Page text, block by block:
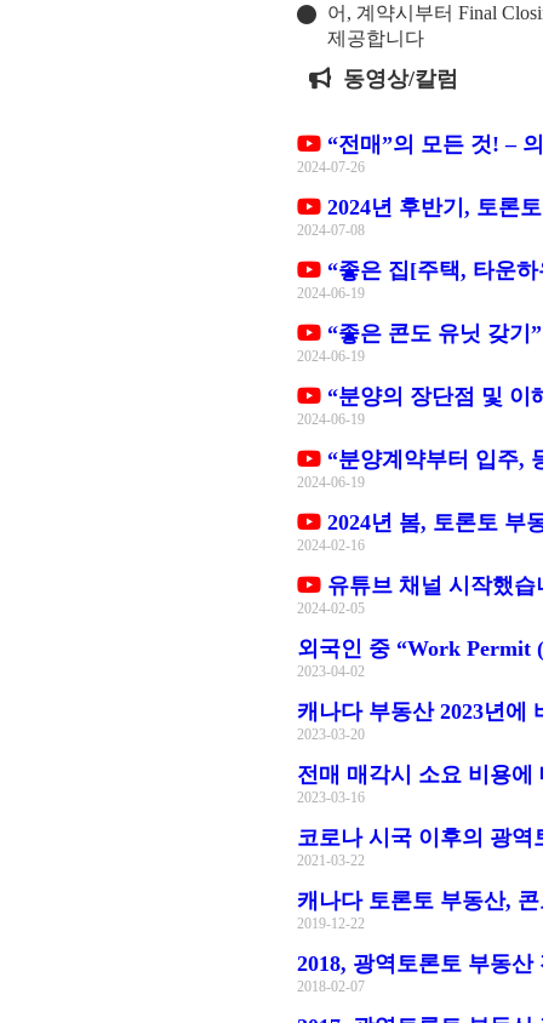
어, 계약시부터 Final
제공합니다
동영상/칼럼
“전매”의 모든 것! –
2024-07-26
2024년 후반기, 토론
2024-07-08
“좋은 집[주택, 타운하
2024-06-19
“좋은 콘도 유닛 갖기
2024-06-19
“분양의 장단점 및 이
2024-06-19
“분양계약부터 입주,
2024-06-19
2024년 봄, 토론토 부
2024-02-16
유튜브 채널 시작했습
2024-02-05
외국인 중 “Work Permit
2023-04-02
캐나다 부동산 2023년에
2023-03-20
전매 매각시 소요 비용
2023-03-16
코로나 시국 이후의 광
2021-03-22
캐나다 토론토 부동산,
2019-12-22
2018, 광역토론토 부동
2018-02-07